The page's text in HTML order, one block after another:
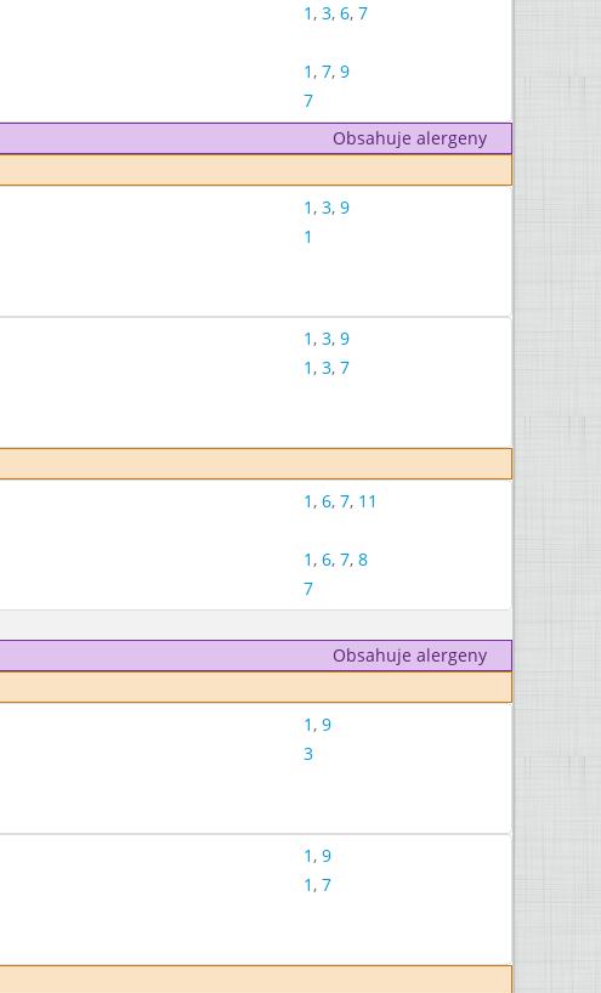
1, 3, 6, 7
1, 7, 9
7
Obsahuje alergeny
1, 3, 9
1
1, 3, 9
1, 3, 7
1, 6, 7, 11
1, 6, 7, 8
7
Obsahuje alergeny
1, 9
3
1, 9
1, 7